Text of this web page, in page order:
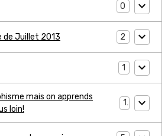
0
de Juillet 2013 2
1
mais on apprends
loin!
1